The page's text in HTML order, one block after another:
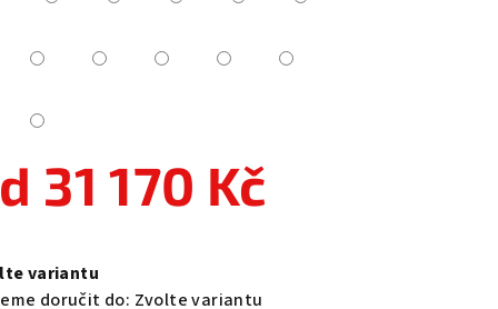
31 170 Kč
variantu
doručit do: Zvolte variantu